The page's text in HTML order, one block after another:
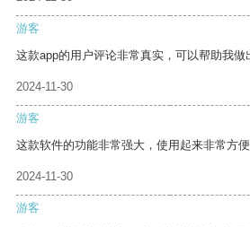
游客
这款app的用户评论非常真实，可以帮助我做
2024-11-30
游客
这款软件的功能非常强大，使用起来非常方便
2024-11-30
游客